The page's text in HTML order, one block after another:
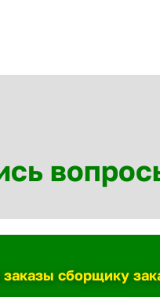
заказы сборщику